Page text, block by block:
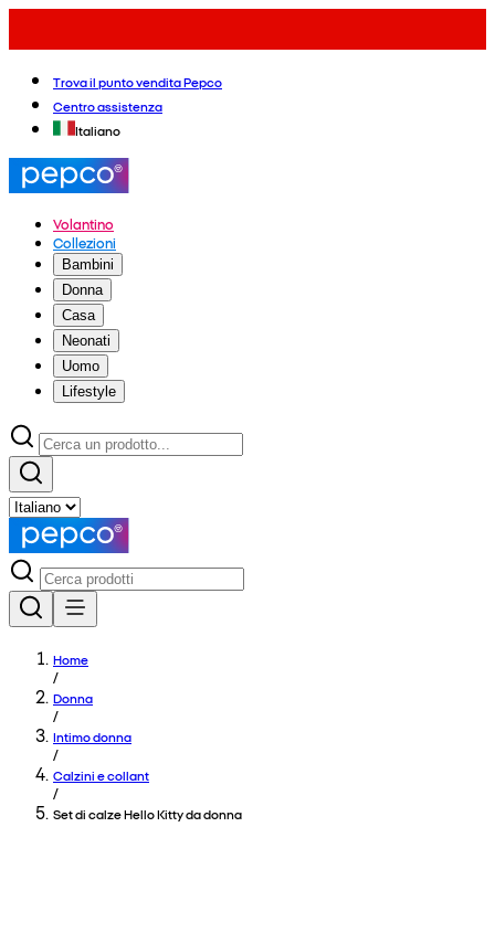
Trova il punto vendita Pepco
Centro assistenza
Italiano
Volantino
Collezioni
Bambini
Donna
Casa
Neonati
Uomo
Lifestyle
Home
/
Donna
/
Intimo donna
/
Calzini e collant
/
Set di calze Hello Kitty da donna